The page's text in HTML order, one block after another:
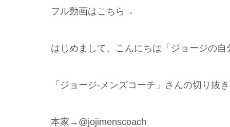
フル動画はこちら→
はじめまして、こんにちは「ジョージの
「ジョージ-メンズコーチ」さんの切り抜
本家→@jojimenscoach